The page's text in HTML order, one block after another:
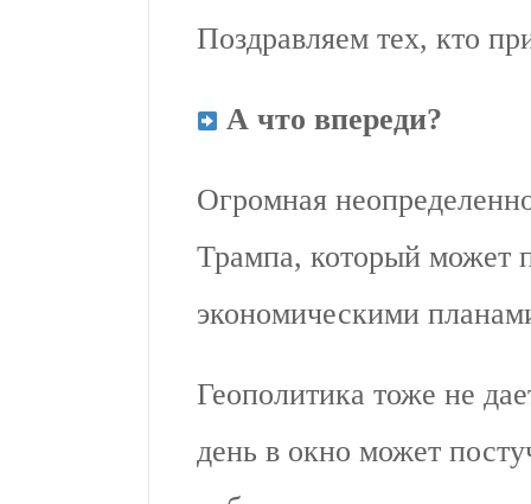
Поздравляем тех, кто
А что впереди?
Огромная
Трампа, который может
экономическими
Геополитика тоже не
день в окно может